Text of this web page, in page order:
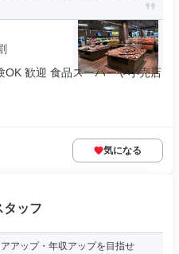
歓迎 食品スーパーや小売店
気になる
タッフ
アップ・年収アップを目指せ